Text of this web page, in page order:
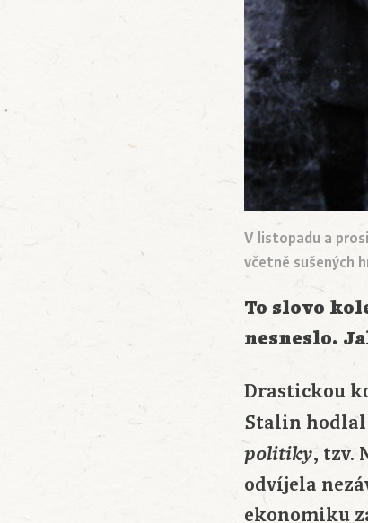
V listopadu a
včetně sušených
To slovo
nesneslo.
Drastickou
Stalin hodlal
politiky, tzv.
odvíjela
ekonomiku